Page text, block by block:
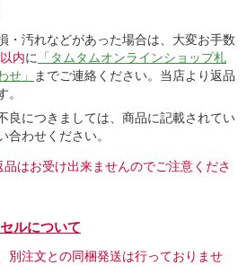
・汚れなどがあった場合は、大変お手数
内に 「タムタムオンラインショップ札
せ」
までご連絡ください。当店より返品
良につきましては、商品に記載されてい
合わせください。
はお受け出来ませんのでご注意くださ
ルについて
別注文との同梱発送は行っておりませ